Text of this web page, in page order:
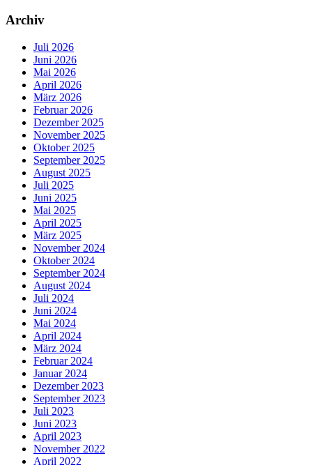
Archiv
Juli 2026
Juni 2026
Mai 2026
April 2026
März 2026
Februar 2026
Dezember 2025
November 2025
Oktober 2025
September 2025
August 2025
Juli 2025
Juni 2025
Mai 2025
April 2025
März 2025
November 2024
Oktober 2024
September 2024
August 2024
Juli 2024
Juni 2024
Mai 2024
April 2024
März 2024
Februar 2024
Januar 2024
Dezember 2023
September 2023
Juli 2023
Juni 2023
April 2023
November 2022
April 2022